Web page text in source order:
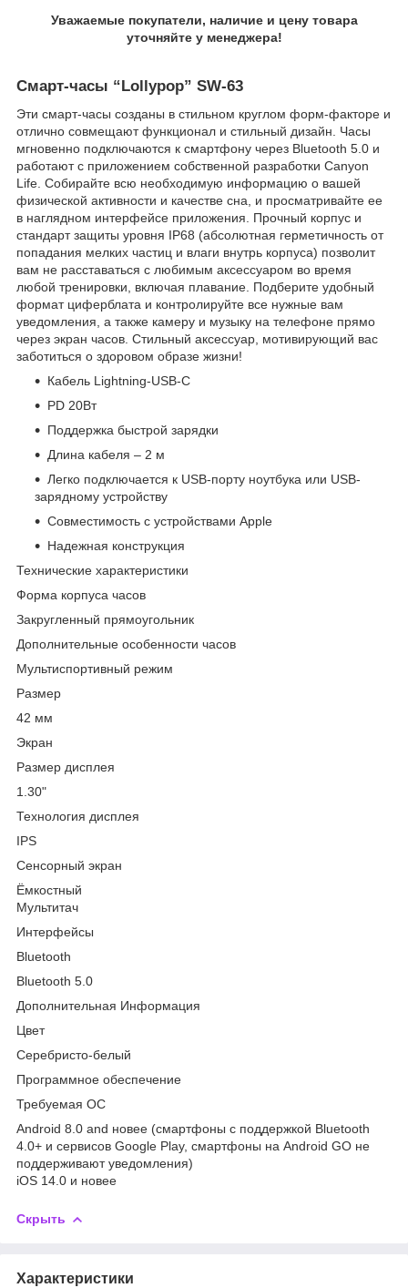
Уважаемые покупатели, наличие и цену товара
уточняйте у менеджера!
Смарт-часы “Lollypop” SW-63
Эти смарт-часы созданы в стильном круглом форм-факторе и
отлично совмещают функционал и стильный дизайн. Часы
мгновенно подключаются к смартфону через Bluetooth 5.0 и
работают с приложением собственной разработки Canyon
Life. Собирайте всю необходимую информацию о вашей
физической активности и качестве сна, и просматривайте ее
в наглядном интерфейсе приложения. Прочный корпус и
стандарт защиты уровня IP68 (абсолютная герметичность от
попадания мелких частиц и влаги внутрь корпуса) позволит
вам не расставаться с любимым аксессуаром во время
любой тренировки, включая плавание. Подберите удобный
формат циферблата и контролируйте все нужные вам
уведомления, а также камеру и музыку на телефоне прямо
через экран часов. Стильный аксессуар, мотивирующий вас
заботиться о здоровом образе жизни!
Кабель Lightning-USB-C
PD 20Вт
Поддержка быстрой зарядки
Длина кабеля – 2 м
Легко подключается к USB-порту ноутбука или USB-
зарядному устройству
Совместимость с устройствами Apple
Надежная конструкция
Технические характеристики
Форма корпуса часов
Закругленный прямоугольник
Дополнительные особенности часов
Мультиспортивный режим
Размер
42 мм
Экран
Размер дисплея
1.30"
Технология дисплея
IPS
Сенсорный экран
Ёмкостный
Мультитач
Интерфейсы
Bluetooth
Bluetooth 5.0
Дополнительная Информация
Цвет
Серебристо-белый
Программное обеспечение
Требуемая ОС
Android 8.0 and новее (смартфоны с поддержкой Bluetooth
4.0+ и сервисов Google Play, смартфоны на Android GO не
поддерживают уведомления)
iOS 14.0 и новее
Скрыть
Характеристики